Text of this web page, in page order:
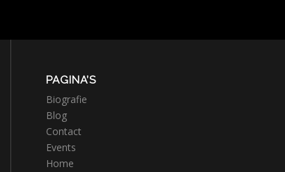
PAGINA’S
Biografie
Blog
Contact
Events
Home